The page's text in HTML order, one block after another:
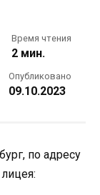
Время чтения
2 мин.
Опубликовано
09.10.2023
по адресу